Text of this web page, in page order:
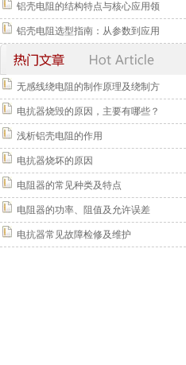
铝壳电阻的结构特点与核心应用领
铝壳电阻选型指南：从参数到应用
无感线绕电阻的制作原理及绕制方
电抗器烧毁的原因，主要有哪些？
浅析铝壳电阻的作用
电抗器烧坏的原因
电阻器的常见种类及特点
电阻器的功率、阻值及允许误差
电抗器常见故障检修及维护